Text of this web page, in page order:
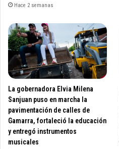
Hace 2 semanas
La gobernadora Elvia Milena
Sanjuan puso en marcha la
pavimentación de calles de
Gamarra, fortaleció la educación
y entregó instrumentos
musicales